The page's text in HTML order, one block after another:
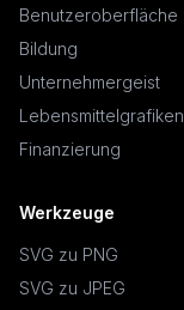
Benutzeroberfläche
Bildung
Unternehmergeist
Lebensmittelgrafiken
Finanzierung
Werkzeuge
SVG zu PNG
SVG zu JPEG